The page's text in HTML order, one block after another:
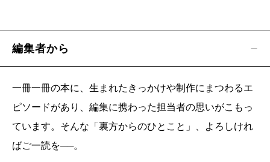
編集者から
一冊一冊の本に、生まれたきっかけや制作にまつわるエ
ピソードがあり、編集に携わった担当者の思いがこもっ
ています。そんな「裏方からのひとこと」、よろしけれ
ばご一読を──。